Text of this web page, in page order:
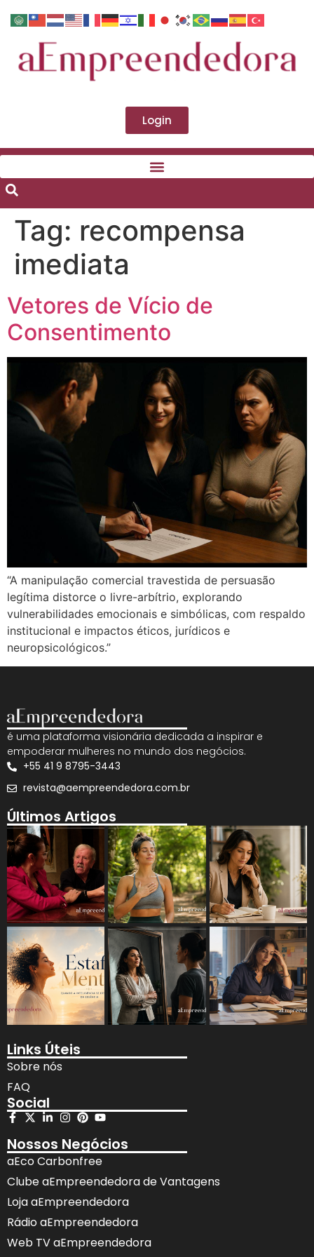
Login
Tag: recompensa
imediata
Vetores de Vício de
Consentimento
“A manipulação comercial travestida de persuasão
legítima distorce o livre-arbítrio, explorando
vulnerabilidades emocionais e simbólicas, com respaldo
institucional e impactos éticos, jurídicos e
neuropsicológicos.”
é uma plataforma visionária dedicada a inspirar e
empoderar mulheres no mundo dos negócios.
+55 41 9 8795-3443
revista@aempreendedora.com.br
Últimos Artigos
Links Úteis
Sobre nós
FAQ
Social
Nossos Negócios
aEco Carbonfree
Clube aEmpreendedora de Vantagens
Loja aEmpreendedora
Rádio aEmpreendedora
Web TV aEmpreendedora